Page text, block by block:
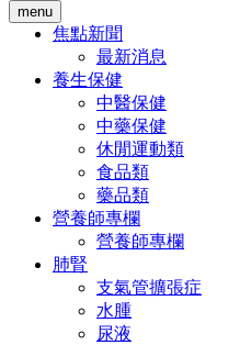
menu
焦點新聞
最新消息
養生保健
中醫保健
中藥保健
休閒運動類
食品類
藥品類
營養師專欄
營養師專欄
肺腎
支氣管擴張症
水腫
尿液